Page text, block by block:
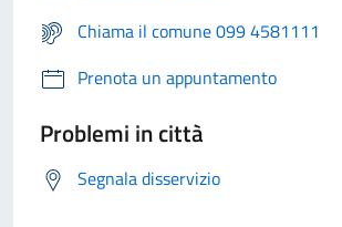
Chiama il comune 099 4581111
Prenota un appuntamento
Problemi in città
Segnala disservizio